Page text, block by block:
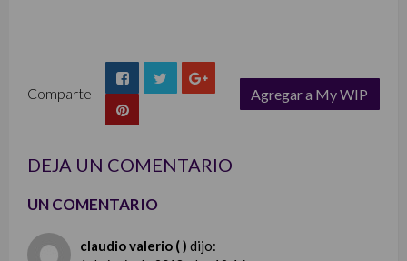
Comparte
Agregar a My WIP
DEJA UN COMENTARIO
UN COMENTARIO
claudio valerio ( ) dijo: